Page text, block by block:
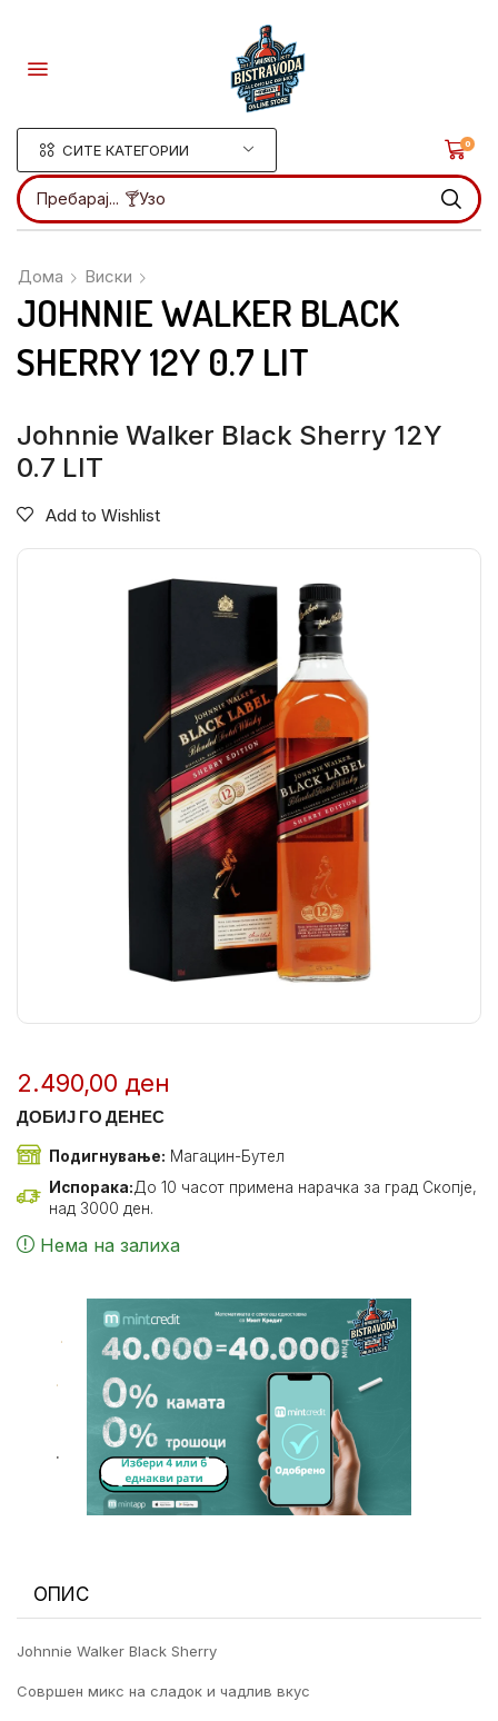
СИТЕ КАТЕГОРИИ
Пребарај... 🍸Узо
0
Дома Виски
JOHNNIE WALKER BLACK
SHERRY 12Y 0.7 LIT
Johnnie Walker Black Sherry 12Y
0.7 LIT
Add to Wishlist
2.490,00 ден
ДОБИЈ ГО ДЕНЕС
Подигнување: Магацин-Бутел
Испорака:До 10 часот примена нарачка за град Скопје,
над 3000 ден.
Нема на залиха
.
.
.
ОПИС
Johnnie Walker Black Sherry
Совршен микс на сладок и чадлив вкус